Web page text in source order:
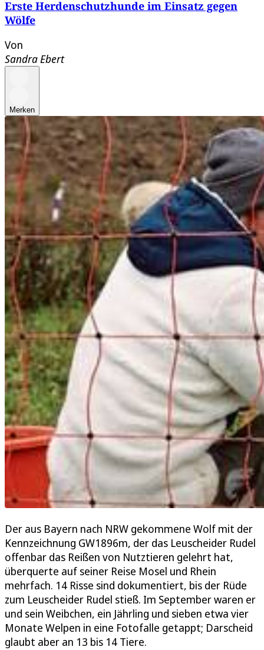
Erste Herdenschutzhunde im Einsatz gegen
Wölfe
Von
Sandra Ebert
Merken
Der aus Bayern nach NRW gekommene Wolf mit der
Kennzeichnung GW1896m, der das Leuscheider Rudel
offenbar das Reißen von Nutztieren gelehrt hat,
überquerte auf seiner Reise Mosel und Rhein
mehrfach. 14 Risse sind dokumentiert, bis der Rüde
zum Leuscheider Rudel stieß. Im September waren er
und sein Weibchen, ein Jährling und sieben etwa vier
Monate Welpen in eine Fotofalle getappt; Darscheid
glaubt aber an 13 bis 14 Tiere.